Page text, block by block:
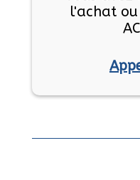
Diagnofitl'achat